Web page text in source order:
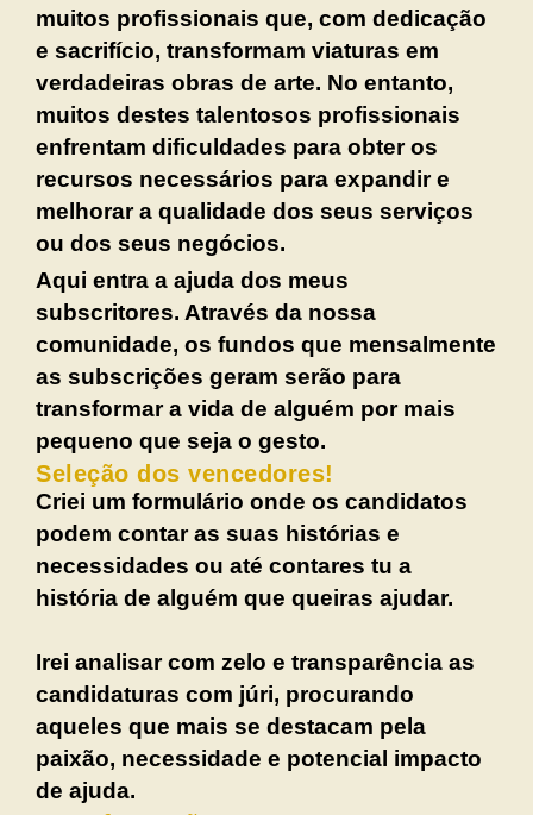
muitos profissionais que, com dedicação
e sacrifício, transformam viaturas em
verdadeiras obras de arte. No entanto,
muitos destes talentosos profissionais
enfrentam dificuldades para obter os
recursos necessários para expandir e
melhorar a qualidade dos seus serviços
ou dos seus negócios.
Aqui entra a ajuda dos meus
subscritores. Através da nossa
comunidade, os fundos que mensalmente
as subscrições geram serão para
transformar a vida de alguém por mais
pequeno que seja o gesto.
Seleção dos vencedores!
Criei um formulário onde os candidatos
podem contar as suas histórias e
necessidades ou até contares tu a
história de alguém que queiras ajudar.
Irei analisar com zelo e transparência as
candidaturas com júri, procurando
aqueles que mais se destacam pela
paixão, necessidade e potencial impacto
de ajuda.